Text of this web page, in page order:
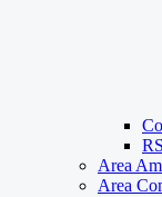
Area
Area